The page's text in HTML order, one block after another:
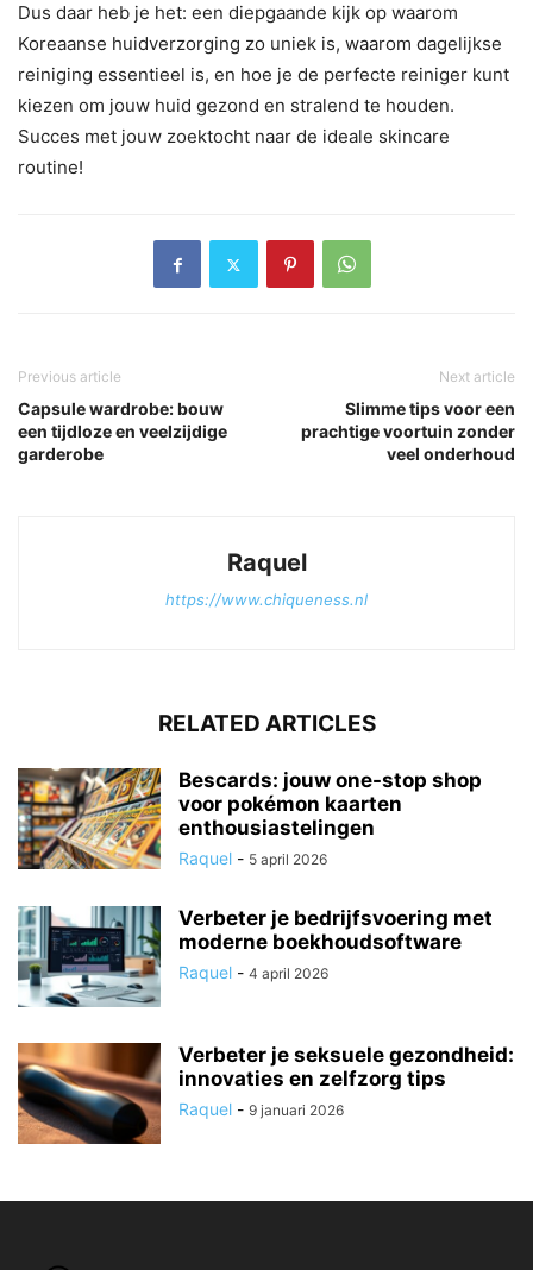
Dus daar heb je het: een diepgaande kijk op waarom
Koreaanse huidverzorging zo uniek is, waarom dagelijkse
reiniging essentieel is, en hoe je de perfecte reiniger kunt
kiezen om jouw huid gezond en stralend te houden.
Succes met jouw zoektocht naar de ideale skincare
routine!
Previous article
Capsule wardrobe: bouw
een tijdloze en veelzijdige
garderobe
Next article
Slimme tips voor een
prachtige voortuin zonder
veel onderhoud
Raquel
https://www.chiqueness.nl
RELATED ARTICLES
Bescards: jouw one-stop shop
voor pokémon kaarten
enthousiastelingen
Raquel - 5 april 2026
Verbeter je bedrijfsvoering met
moderne boekhoudsoftware
Raquel - 4 april 2026
Verbeter je seksuele gezondheid:
innovaties en zelfzorg tips
Raquel - 9 januari 2026